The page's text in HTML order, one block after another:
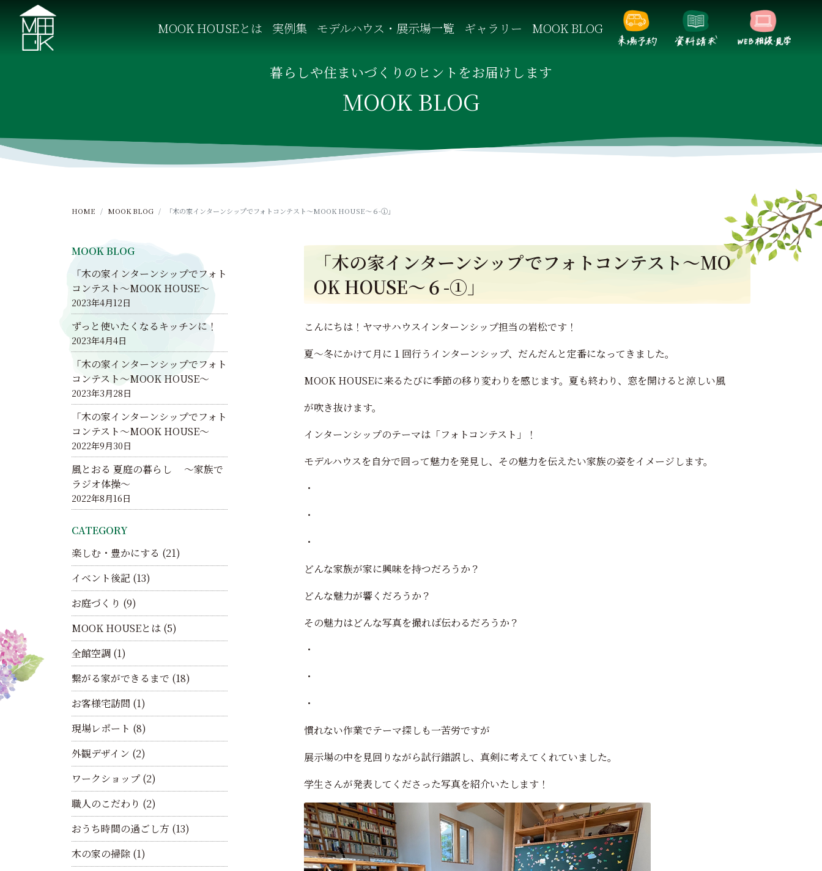
t
MOOK HOUSEとは 実例集 モデルハウス・展示場一覧 ギャラリー MOOK BLOG
暮らしや住まいづくりのヒントをお届けします
MOOK BLOG
HOME MOOK BLOG 「木の家インターンシップでフォトコンテスト～MOOK HOUSE～６-①」
「木の家インターンシップでフォトコンテスト～MO
OK HOUSE～６-①」
こんにちは！ヤマサハウスインターンシップ担当の岩松です！
夏～冬にかけて月に１回行うインターンシップ、だんだんと定番になってきました。
MOOK HOUSEに来るたびに季節の移り変わりを感じます。夏も終わり、窓を開けると涼しい風
が吹き抜けます。
インターンシップのテーマは「フォトコンテスト」！
モデルハウスを自分で回って魅力を発見し、その魅力を伝えたい家族の姿をイメージします。
・
・
・
どんな家族が家に興味を持つだろうか？
どんな魅力が響くだろうか？
その魅力はどんな写真を撮れば伝わるだろうか？
・
・
・
慣れない作業でテーマ探しも一苦労ですが
展示場の中を見回りながら試行錯誤し、真剣に考えてくれていました。
学生さんが発表してくださった写真を紹介いたします！
MOOK BLOG
「木の家インターンシップでフォト
コンテスト～MOOK HOUSE～
2023年4月12日
ずっと使いたくなるキッチンに！
2023年4月4日
「木の家インターンシップでフォト
コンテスト～MOOK HOUSE～
2023年3月28日
「木の家インターンシップでフォト
コンテスト～MOOK HOUSE～
2022年9月30日
風とおる 夏庭の暮らし ～家族で
ラジオ体操～
2022年8月16日
CATEGORY
楽しむ・豊かにする (21)
イベント後記 (13)
お庭づくり (9)
MOOK HOUSEとは (5)
全館空調 (1)
繋がる家ができるまで (18)
お客様宅訪問 (1)
現場レポート (8)
外観デザイン (2)
ワークショップ (2)
職人のこだわり (2)
おうち時間の過ごし方 (13)
木の家の掃除 (1)